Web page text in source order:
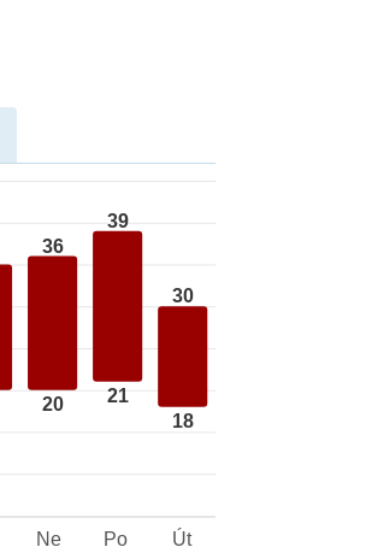
36
20
39
21
30
18
Ne Po Út